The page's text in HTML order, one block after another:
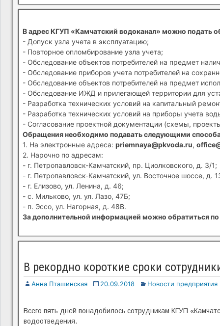
В адрес КГУП «Камчатский водоканал» можно подать
- Допуск узла учета в эксплуатацию;
- Повторное опломбирование узла учета;
- Обследование объектов потребителей на предмет
- Обследование приборов учета потребителей на
- Обследование объектов потребителей на предмет
- Обследование ИЖД и прилегающей территории для
- Разработка технических условий на капитальный
- Разработка технических условий на приборы учета
- Согласование проектной документации (схемы,
Обращения необходимо подавать следующими
1. На электронные адреса: priemnaya@pkvoda.ru,
2. Нарочно по адресам:
- г. Петропавловск-Камчатский, пр. Циолковского, д. 3/1;
- г. Петропавловск-Камчатский, ул. Восточное шоссе, д.
- г. Елизово, ул. Ленина, д. 46;
- с. Мильково, ул. ул. Лазо, 47Б;
- п. Эссо, ул. Нагорная, д. 48В.
За дополнительной информацией можно обратиться
В рекордно короткие сроки
Анна Пташинская 20.09.2018 Новости предприятия
Всего пять дней понадобилось сотрудникам КГУП
водоотведения.